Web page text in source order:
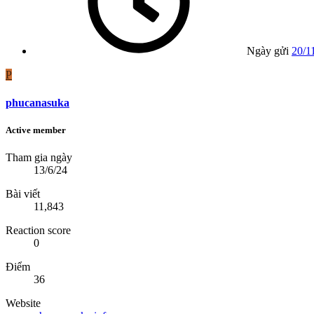
Ngày gửi 20/
P
phucanasuka
Active member
Tham gia ngày
13/6/24
Bài viết
11,843
Reaction score
0
Điểm
36
Website